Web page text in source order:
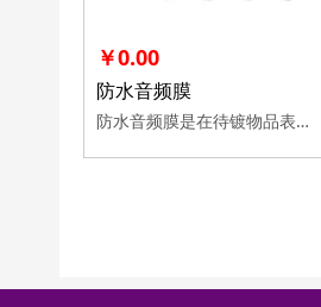
￥0.00
防水音频膜
防水音频膜是在待镀物品表面形成纳米级的隐形保护膜层，在不影响产品音频功能的同时，可满足手机、耳机、音箱、麦克风等消费电子产品防水抗潮日常防护需求。